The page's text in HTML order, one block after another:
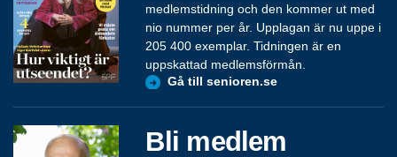
medlemstidning och den kommer ut med
nio nummer per år. Upplagan är nu uppe i
205 400 exemplar. Tidningen är en
uppskattad medlemsförmån.
Gå till senioren.se
Bli medlem